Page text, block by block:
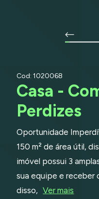
Cod: 1020068
Casa -
Perdizes
Oportunidade
150 m² de área útil,
imóvel possui 3
sua equipe e receber
disso, Ver mais